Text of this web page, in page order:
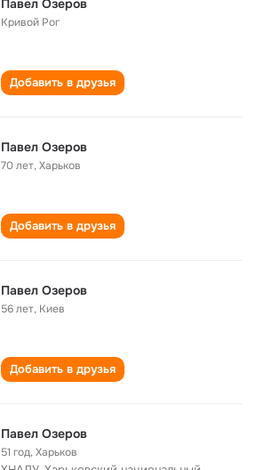
Павел Озеров
Кривой Рог
Добавить в друзья
Павел Озеров
70 лет,Харьков
Добавить в друзья
Павел Озеров
56 лет, Киев
Добавить в друзья
Павел Озеров
51 год,Харьков